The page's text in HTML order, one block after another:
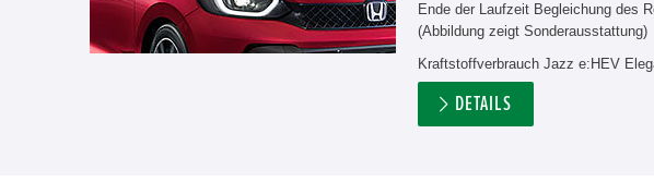
Ende der Laufzeit Begleichung des
(Abbildung zeigt Sonderausstattung)
Kraftstoffverbrauch Jazz e:HEV
DETAILS